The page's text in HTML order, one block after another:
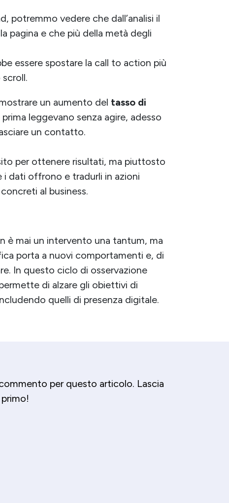
potremmo vedere che dall’analisi il
pagina e che più della metà degli
essere spostare la call to action più
un aumento del tasso di
leggevano senza agire, adesso
un contatto.
per ottenere risultati, ma piuttosto
dati offrono e tradurli in azioni
al business.
è mai un intervento una tantum, ma
porta a nuovi comportamenti e, di
In questo ciclo di osservazione
di alzare gli obiettivi di
quelli di presenza digitale.
per questo articolo. Lascia